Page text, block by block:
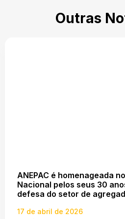
Outras
ANEPAC é homenageada
Nacional pelos seus 30
defesa do setor de
17 de abril de 2026